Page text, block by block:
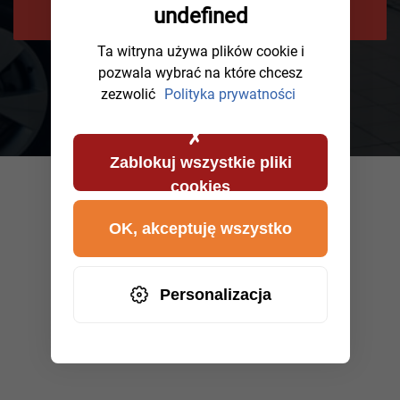
POPROŚ O ODDZWONIENIE
undefined
Ta witryna używa plików cookie i
pozwala wybrać na które chcesz
zezwolić Polityka prywatności
Zablokuj wszystkie pliki
cookies
Personalizacja
OK, akceptuję wszystko